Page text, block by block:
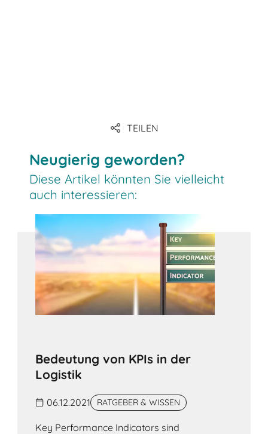
Link
TEILEN
Neugierig geworden?
Diese Artikel könnten Sie vielleicht
auch interessieren:
Bedeutung von KPIs in der
Logistik
06.12.2021 RATGEBER & WISSEN
Key Performance Indicators sind